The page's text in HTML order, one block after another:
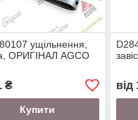
ущільнення,
ОРИГІНАЛ AGCO
₴
Купити
від